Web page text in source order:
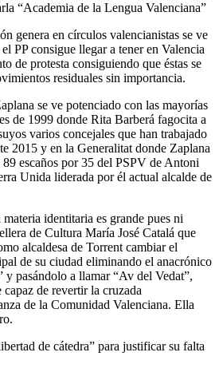
“Academia de la Lengua Valenciana”
genera en círculos valencianistas se ve
PP consigue llegar a tener en Valencia
de protesta consiguiendo que éstas se
residuales sin importancia.
se ve potenciado con las mayorías
de 1999 donde Rita Barberá fagocita a
varios concejales que han trabajado
2015 y en la Generalitat donde Zaplana
escaños por 35 del PSPV de Antoni
Unida liderada por él actual alcalde de
identitaria es grande pues ni
de Cultura María José Catalá que
alcaldesa de Torrent cambiar el
de su ciudad eliminando el anacrónico
y pasándolo a llamar “Av del Vedat”,
de revertir la cruzada
de la Comunidad Valenciana. Ella
de cátedra” para justificar su falta